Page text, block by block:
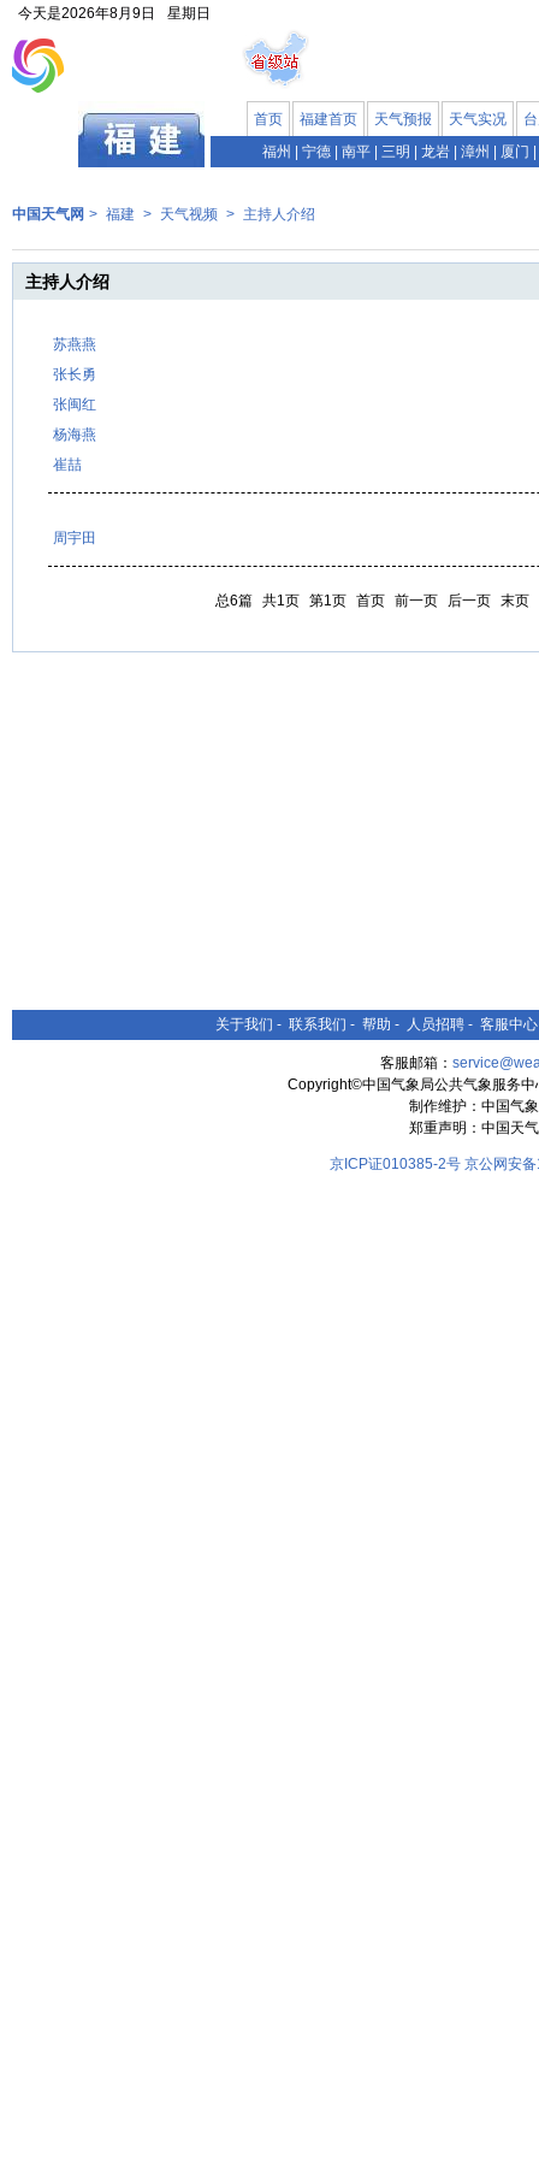
今天是2026年8月9日 星期日
首页 福建首页 天气预报 天气实况
福州
宁德 南平 三明 龙岩 漳州 厦门
中国天气网 > 福建 > 天气视频 > 主持人介绍
主持人介绍
苏燕燕
张长勇
张闽红
杨海燕
崔喆
周宇田
总6篇 共1页 第1页 首页 前一页 后一页 末页
关于我们 - 联系我们 - 帮助 - 人员招聘 - 客服中心
客服邮箱：
Copyright©中国气象局公共气象服务
制作维护：中国气
郑重声明：中国天
京ICP证010385-2号 京公网安